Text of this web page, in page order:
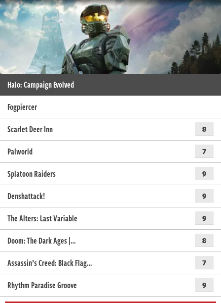
Halo: Campaign Evolved
Fogpiercer
Scarlet Deer Inn
8
Palworld 7
Splatoon Raiders 9
Denshattack! 9
The Alters: Last Variable 9
Doom: The Dark Ages |… 8
Assassin’s Creed: Black Flag… 7
Rhythm Paradise Groove 9